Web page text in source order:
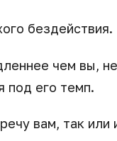
бездействия.
чем вы,
под его темп.
вам, так или